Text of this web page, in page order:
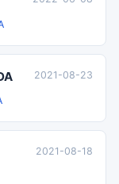
2021-08-23
2021-08-18